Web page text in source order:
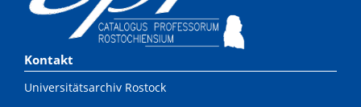
Kontakt
Universitätsarchiv Rostock